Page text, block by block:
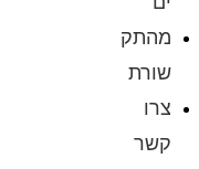
מהתק
שורת
צרו
קשר